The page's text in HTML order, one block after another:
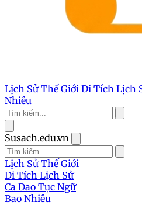
Lịch Sử Thế Giới Di Tích Lịch
Nhiêu
Susach.edu.vn
Lịch Sử Thế Giới
Di Tích Lịch Sử
Ca Dao Tục Ngữ
Bao Nhiêu